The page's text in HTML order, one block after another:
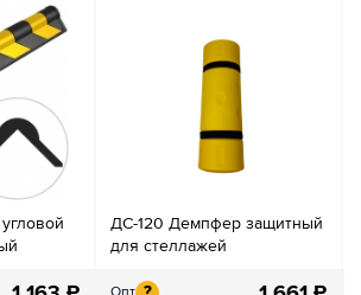
ДС-120 Демпфер защитный
для стеллажей